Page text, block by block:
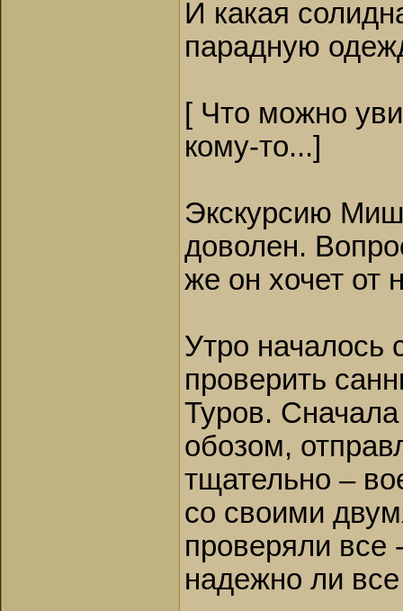
И какая
парадную
[ Что можно
кому-то...]
Экскурсию
доволен.
же он хочет от
Утро началось
проверить
Туров.
обозом,
тщательно –
со своими
проверяли все
надежно ли